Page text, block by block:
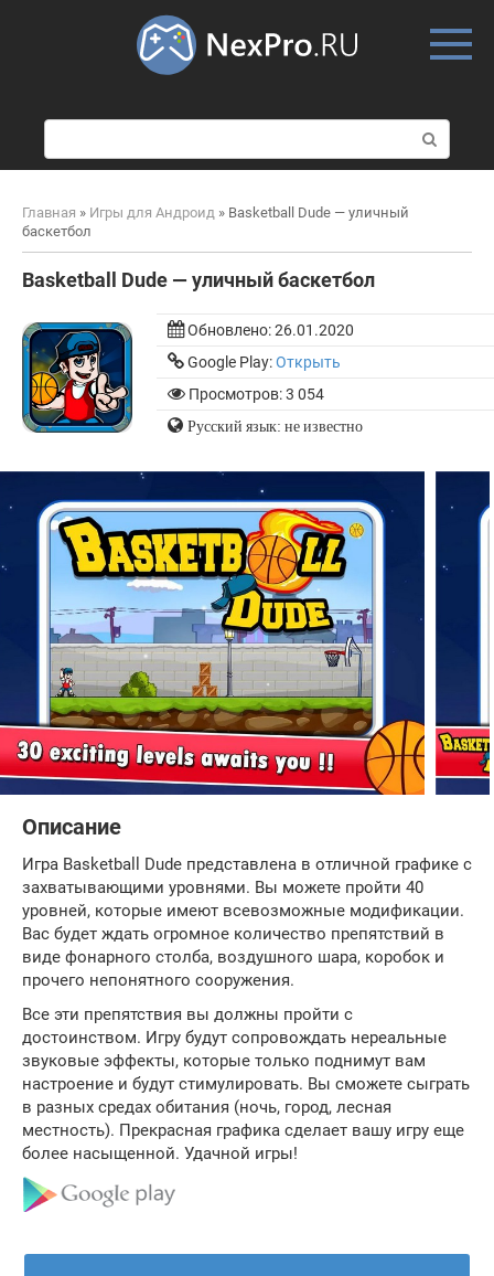
о
и
к
Главная » Игры для Андроид » Basketball Dude — уличный
баскетбол
Basketball Dude — уличный баскетбол
Обновлено:26.01.2020
Google Play:Открыть
Просмотров: 3 054
Русский язык: не известно
Описание
Игра Basketball Dude представлена в отличной графике с
захватывающими уровнями. Вы можете пройти 40
уровней, которые имеют всевозможные модификации.
Вас будет ждать огромное количество препятствий в
виде фонарного столба, воздушного шара, коробок и
прочего непонятного сооружения.
Все эти препятствия вы должны пройти с
достоинством. Игру будут сопровождать нереальные
звуковые эффекты, которые только поднимут вам
настроение и будут стимулировать. Вы сможете сыграть
в разных средах обитания (ночь, город, лесная
местность). Прекрасная графика сделает вашу игру еще
более насыщенной. Удачной игры!